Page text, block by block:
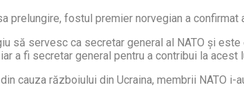
prelungire, fostul premier norvegian a confirmat
să servesc ca secretar general al NATO și
a fi secretar general pentru a contribui la acest
cauza războiului din Ucraina, membrii NATO